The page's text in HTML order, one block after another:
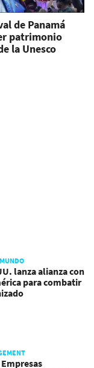
de Panamá
patrimonio
la Unesco
lanza alianza con
para combatir